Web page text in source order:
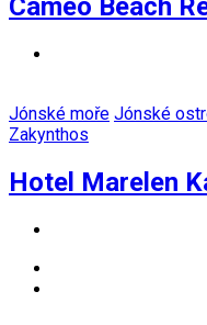
Cameo Beach
Jónské moře Jónské
Zakynthos
Hotel Marelen